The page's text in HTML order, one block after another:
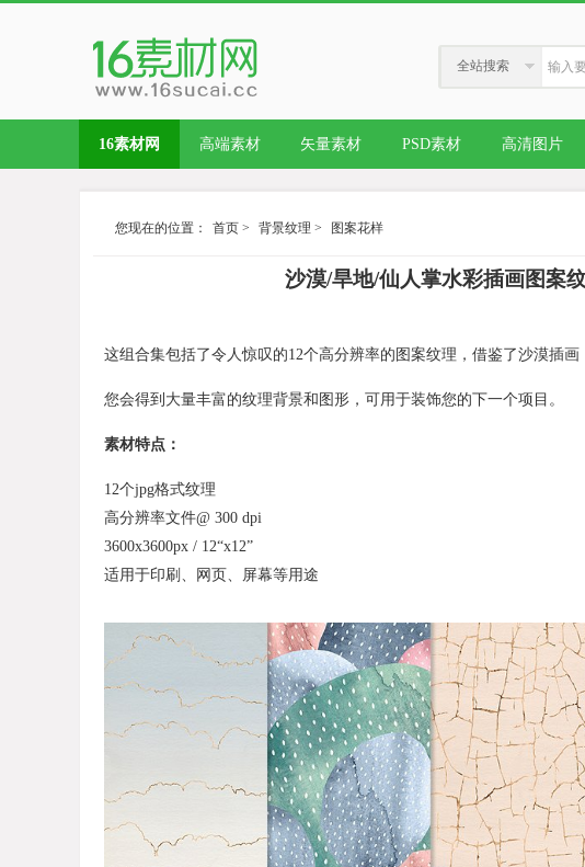
全站搜索
16素材网 高端素材 矢量素材 PSD素材 高清图片
您现在的位置： 首页 > 背景纹理 > 图案花样
沙漠/旱地/仙人掌水彩插画图案
这组合集包括了令人惊叹的12个高分辨率的图案纹理，借鉴了沙漠插
您会得到大量丰富的纹理背景和图形，可用于装饰您的下一个项目。
素材特点：
12个jpg格式纹理
高分辨率文件@ 300 dpi
3600x3600px / 12“x12”
适用于印刷、网页、屏幕等用途